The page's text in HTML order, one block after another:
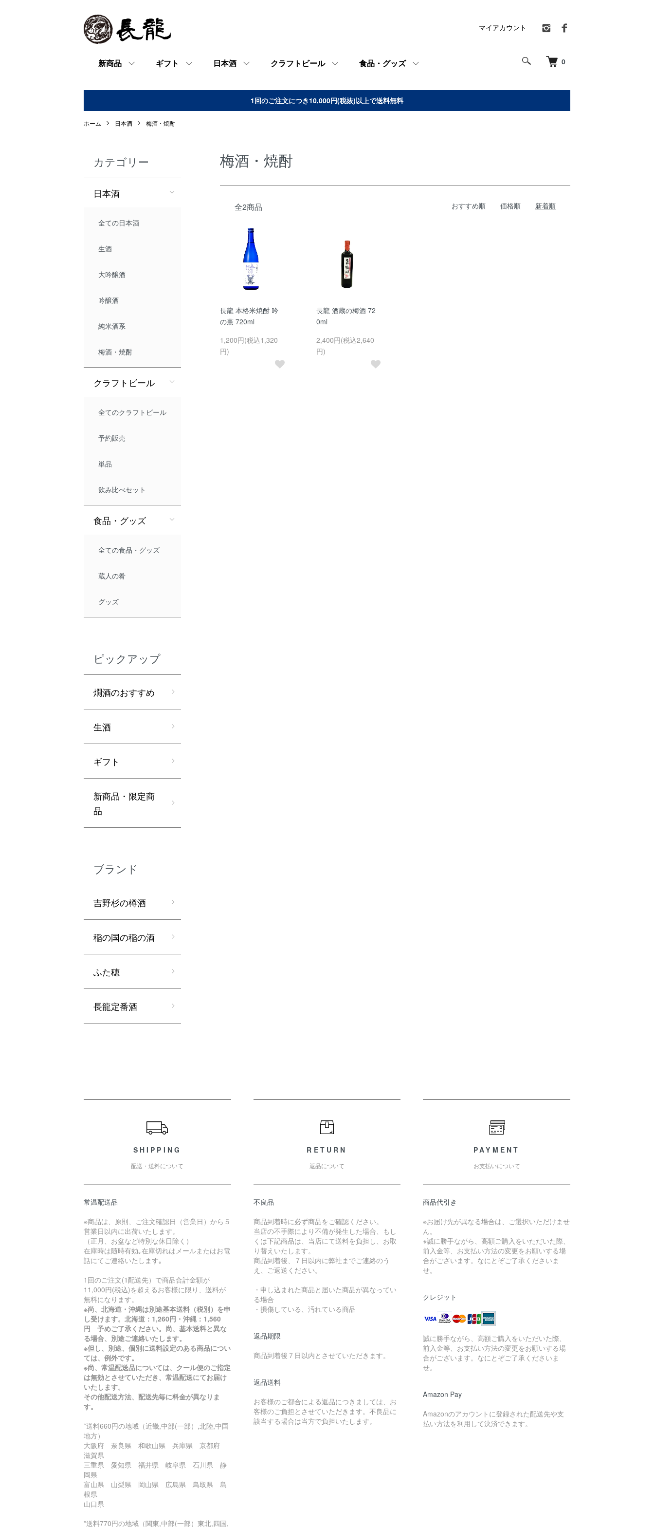
0
新商品 ギフト 日本酒 クラフトビール 食品・グッズ
マイアカウント
1回のご注文につき10,000円(税抜)以上で送料無料
ホーム 日本酒 梅酒・焼酎
梅酒・焼酎
全2商品 おすすめ順 価格順 新着順
長龍 本格米焼酎 吟
の薫 720ml
1,200円(税込1,320
円)
長龍 酒蔵の梅酒 72
0ml
2,400円(税込2,640
円)
カテゴリー
日本酒
全ての日本酒
生酒
大吟醸酒
吟醸酒
純米酒系
梅酒・焼酎
クラフトビール
全てのクラフトビール
予約販売
単品
飲み比べセット
食品・グッズ
全ての食品・グッズ
蔵人の肴
グッズ
ピックアップ
燗酒のおすすめ
生酒
ギフト
新商品・限定商
品
ブランド
吉野杉の樽酒
稲の国の稲の酒
ふた穂
長龍定番酒
SHIPPING
配送・送料について
常温配送品
※商品は、原則、ご注文確認日（営業日）から５
営業日以内に出荷いたします。
（正月、お盆など特別な休日除く）
在庫時は随時有効｡在庫切れはメールまたはお電
話にてご連絡いたします｡
1回のご注文(1配送先）で商品合計金額が
11,000円(税込)を超えるお客様に限り、送料が
無料になります。
※尚、北海道・沖縄は別途基本送料（税別）を申
し受けます。北海道：1,260円・沖縄：1,560
円 予めご了承ください。尚、基本送料と異な
る場合、別途ご連絡いたします。
※但し、別途、個別に送料設定のある商品につい
ては、例外です。
※尚、常温配送品については、クール便のご指定
は無効とさせていただき、常温配送にてお届け
いたします。
その他配送方法、配送先毎に料金が異なりま
す。
*送料660円の地域（近畿,中部(一部）,北陸,中国
地方）
大阪府 奈良県 和歌山県 兵庫県 京都府
滋賀県
三重県 愛知県 福井県 岐阜県 石川県 静
岡県
富山県 山梨県 岡山県 広島県 鳥取県 島
根県
山口県
*送料770円の地域（関東,中部(一部）東北,四国,
RETURN
返品について
不良品
商品到着時に必ず商品をご確認ください。
当店の不手際により不備が発生した場合、もし
くは下記商品は、当店にて送料を負担し、お取
り替えいたします。
商品到着後、７日以内に弊社までご連絡のう
え、ご返送ください。
・申し込まれた商品と届いた商品が異なってい
る場合
・損傷している、汚れている商品
返品期限
商品到着後７日以内とさせていただきます。
返品送料
お客様のご都合による返品につきましては、お
客様のご負担とさせていただきます。不良品に
該当する場合は当方で負担いたします。
PAYMENT
お支払いについて
商品代引き
※お届け先が異なる場合は、ご選択いただけませ
ん。
※誠に勝手ながら、高額ご購入をいただいた際、
前入金等、お支払い方法の変更をお願いする場
合がございます。なにとぞご了承くださいま
せ。
クレジット
誠に勝手ながら、高額ご購入をいただいた際、
前入金等、お支払い方法の変更をお願いする場
合がございます。なにとぞご了承くださいま
せ。
Amazon Pay
Amazonのアカウントに登録された配送先や支
払い方法を利用して決済できます。